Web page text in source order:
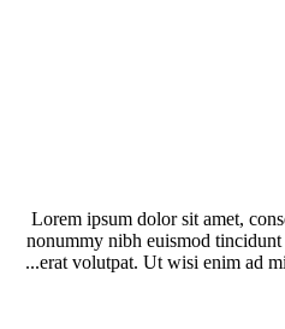
Lorem ipsum dolor sit amet,
nonummy nibh euismod
erat volutpat. Ut wisi enim ad